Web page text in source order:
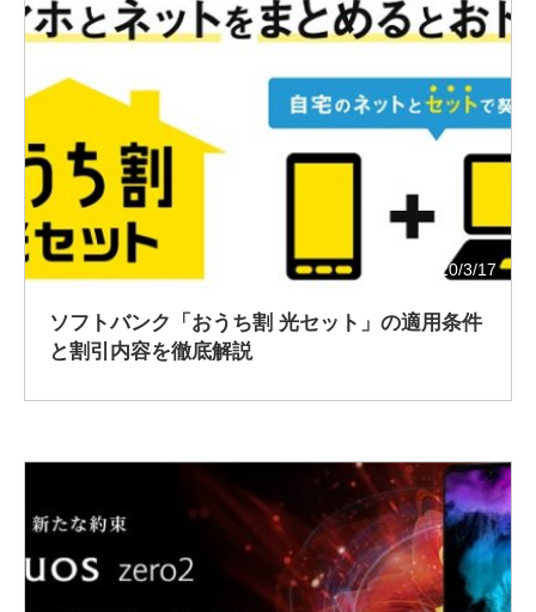
2020/3/17
ソフトバンク「おうち割 光セット」の適用条件
と割引内容を徹底解説